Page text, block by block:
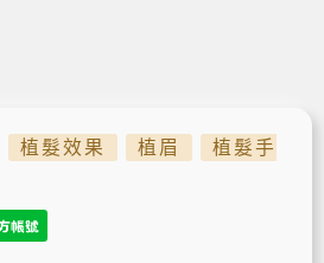
植髮效果 植眉
植髮手